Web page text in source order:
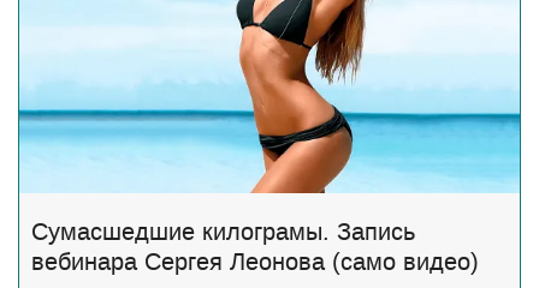
Сумасшедшие килограмы. Запись
вебинара Сергея Леонова (само видео)